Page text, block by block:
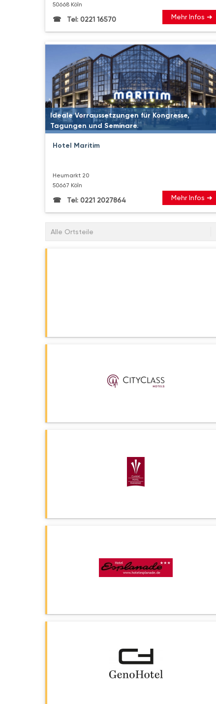
50668 Köln
Tel: 0221 16570 Mehr Infos ➜
Ideale Vorraussetzungen für Kongresse,
Tagungen und Seminare.
Hotel Maritim
Heumarkt 20
50667 Köln
Tel: 0221 2027864 Mehr Infos ➜
Alle Ortsteile